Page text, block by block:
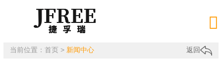

当前位置： 首页> 新闻中心 返回